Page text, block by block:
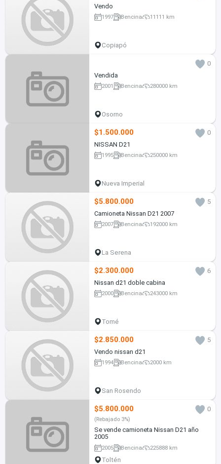
Vendo
1997 Bencina 11111 km
Copiapó
0
Vendida
2001 Bencina 280000 km
Osorno
$1.500.000
0
NISSAN D21
1995 Bencina 250000 km
Nueva Imperial
$5.800.000
5
Camioneta Nissan D21 2007
2007 Bencina 192000 km
La Serena
$2.300.000
6
Nissan d21 doble cabina
2000 Bencina 243000 km
Tomé
$2.850.000
5
Vendo nissan d21
1994 Bencina 2000 km
San Rosendo
$5.800.000 0
(Rebajado 3%)
Se vende camioneta Nissan D21 año
2005
2005 Bencina 225888 km
Toltén